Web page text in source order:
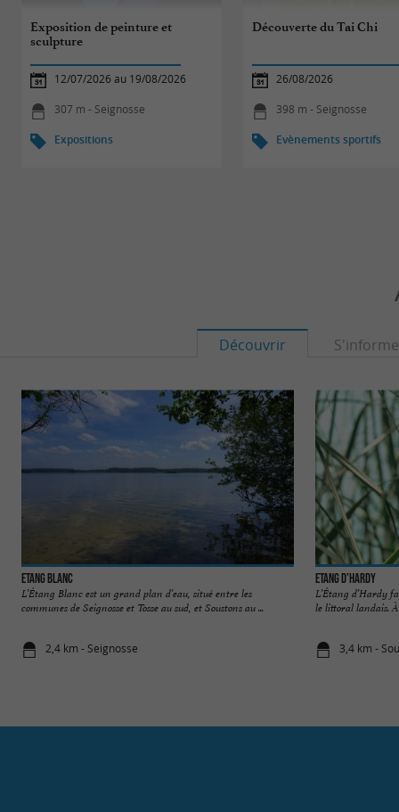
Exposition de peinture et
sculpture
12/07/2026 au 19/08/2026
307 m - Seignosse
Expositions
Découverte du Tai Chi
26/08/2026
398 m - Seignosse
Evènements sportifs
Découvrir
Etang Blanc
L’Étang Blanc est un grand plan d’eau, situé entre les
communes de Seignosse et Tosse au sud, et Soustons au ...
2,4 km - Seignosse
Etang d’Hardy
L’Étang d’Hardy
le littoral landais.
3,4 km -